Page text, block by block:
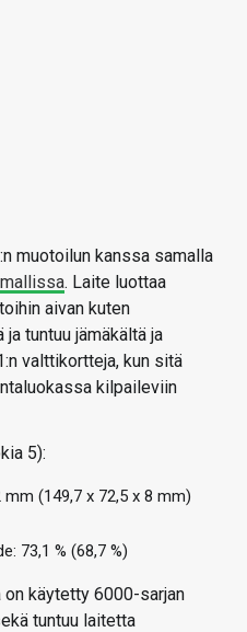
muotoilun kanssa samalla
. Laite luottaa
aivan kuten
ja tuntuu jämäkältä ja
valttikortteja, kun sitä
kilpaileviin
5):
(149,7 x 72,5 x 8 mm)
73,1 % (68,7 %)
on käytetty 6000-sarjan
tuntuu laitetta